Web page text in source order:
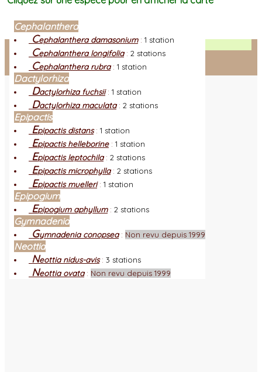
Facebook
Connexion adhérent
Cephalanthera
Cephalanthera damasonium: 1 station
Cephalanthera longifolia: 2 stations
Cephalanthera rubra: 1 station
Dactylorhiza
Dactylorhiza fuchsii: 1 station
Dactylorhiza maculata: 2 stations
Epipactis
Epipactis distans: 1 station
Epipactis helleborine: 1 station
Epipactis leptochila: 2 stations
Epipactis microphylla: 2 stations
Epipactis muelleri: 1 station
Epipogium
Epipogium aphyllum: 2 stations
Gymnadenia
Gymnadenia conopsea: Non revu depuis 1999
Neottia
Neottia nidus-avis: 3 stations
Neottia ovata: Non revu depuis 1999